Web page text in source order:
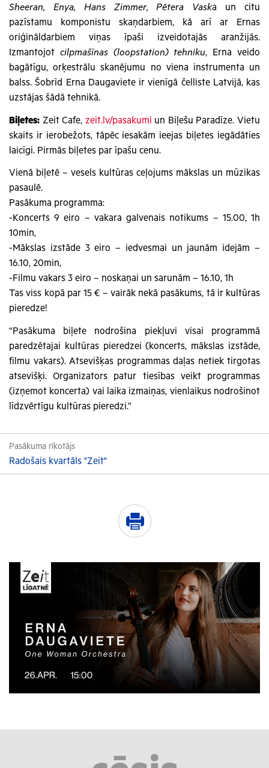
Sheeran, Enya, Hans Zimmer, Pētera Vaska un citu
pazīstamu komponistu skaņdarbiem, kā arī ar Ernas
oriģināldarbiem viņas īpaši izveidotajās aranžijās.
Izmantojot cilpmašīnas (loopstation) tehniku, Erna veido
bagātīgu, orķestrālu skanējumu no viena instrumenta un
balss. Šobrīd Erna Daugaviete ir vienīgā čelliste Latvijā, kas
uzstājas šādā tehnikā.
Biļetes: Zeit Cafe, zeit.lv/pasakumi un Biļešu Paradīze. Vietu
skaits ir ierobežots, tāpēc iesakām ieejas biļetes iegādāties
laicīgi. Pirmās biļetes par īpašu cenu.
Vienā biļetē – vesels kultūras ceļojums mākslas un mūzikas
pasaulē.
Pasākuma programma:
-Koncerts 9 eiro – vakara galvenais notikums – 15.00, 1h
10min,
-Mākslas izstāde 3 eiro – iedvesmai un jaunām idejām –
16.10, 20min,
-Filmu vakars 3 eiro – noskaņai un sarunām – 16.10, 1h
Tas viss kopā par 15 € – vairāk nekā pasākums, tā ir kultūras
pieredze!
“Pasākuma biļete nodrošina piekļuvi visai programmā
paredzētajai kultūras pieredzei (koncerts, mākslas izstāde,
filmu vakars). Atsevišķas programmas daļas netiek tirgotas
atsevišķi. Organizators patur tiesības veikt programmas
(izņemot koncerta) vai laika izmaiņas, vienlaikus nodrošinot
līdzvērtīgu kultūras pieredzi.”
Pasākuma rīkotājs
Radošais kvartāls "Zeit"